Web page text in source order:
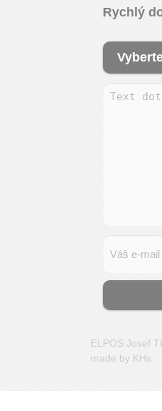
Rychlý
ELPOS Josef
made by KHs